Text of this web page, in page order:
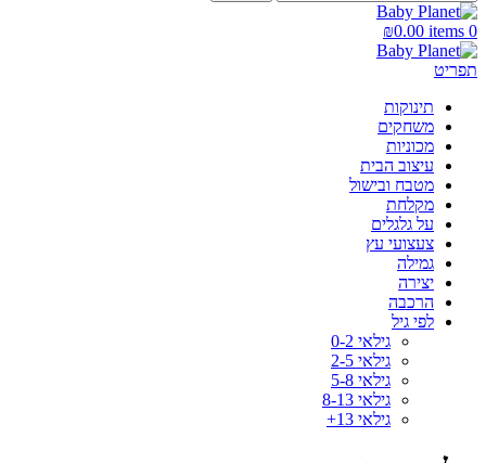
0
items
₪0.00
תפריט
תינוקות
משחקים
מכוניות
עיצוב הבית
מטבח ובישול
מקלחת
על גלגלים
צעצועי עץ
גמילה
יצירה
הרכבה
לפי גיל
גילאי 0-2
גילאי 2-5
גילאי 5-8
גילאי 8-13
גילאי 13+